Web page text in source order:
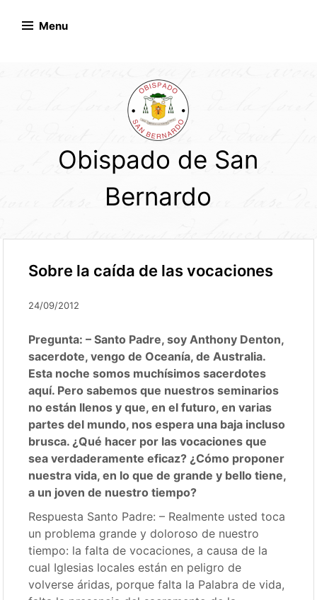
Menu
Obispado de San
Bernardo
Sobre la caída de las vocaciones
24/09/2012
Pregunta: – Santo Padre, soy Anthony Denton,
sacerdote, vengo de Oceanía, de Australia.
Esta noche somos muchísimos sacerdotes
aquí. Pero sabemos que nuestros seminarios
no están llenos y que, en el futuro, en varias
partes del mundo, nos espera una baja incluso
brusca. ¿Qué hacer por las vocaciones que
sea verdaderamente eficaz? ¿Cómo proponer
nuestra vida, en lo que de grande y bello tiene,
a un joven de nuestro tiempo?
Respuesta Santo Padre: – Realmente usted toca
un problema grande y doloroso de nuestro
tiempo: la falta de vocaciones, a causa de la
cual Iglesias locales están en peligro de
volverse áridas, porque falta la Palabra de vida,